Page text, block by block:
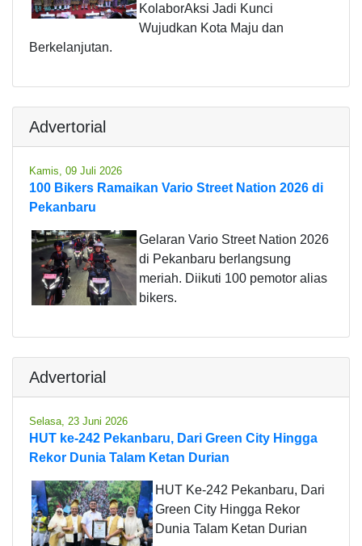
KolaborAksi Jadi Kunci
Wujudkan Kota Maju dan
Berkelanjutan.
Advertorial
Kamis, 09 Juli 2026
100 Bikers Ramaikan Vario Street Nation 2026 di
Pekanbaru
Gelaran Vario Street Nation 2026
di Pekanbaru berlangsung
meriah. Diikuti 100 pemotor alias
bikers.
Advertorial
Selasa, 23 Juni 2026
HUT ke-242 Pekanbaru, Dari Green City Hingga
Rekor Dunia Talam Ketan Durian
HUT Ke-242 Pekanbaru, Dari
Green City Hingga Rekor
Dunia Talam Ketan Durian